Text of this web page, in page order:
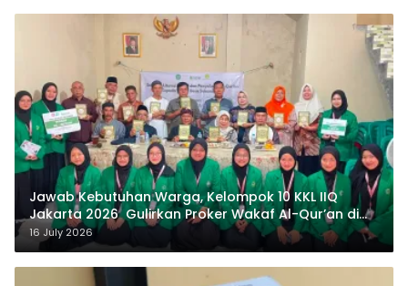
Jawab Kebutuhan Warga, Kelompok 10 KKL IIQ
Jakarta 2026 Gulirkan Proker Wakaf Al-Qur’an di
Sukamanah
16 July 2026